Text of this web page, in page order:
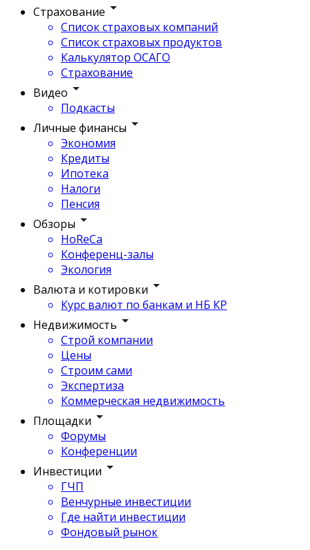
Страхование
Список страховых компаний
Список страховых продуктов
Калькулятор ОСАГО
Страхование
Видео
Подкасты
Личные финансы
Экономия
Кредиты
Ипотека
Налоги
Пенсия
Обзоры
HoReCa
Конференц-залы
Экология
Валюта и котировки
Курс валют по банкам и НБ КР
Недвижимость
Строй компании
Цены
Строим сами
Экспертиза
Коммерческая недвижимость
Площадки
Форумы
Конференции
Инвестиции
ГЧП
Венчурные инвестиции
Где найти инвестиции
Фондовый рынок